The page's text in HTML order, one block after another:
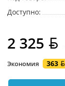
Доступно:
2 325
Экономия 363